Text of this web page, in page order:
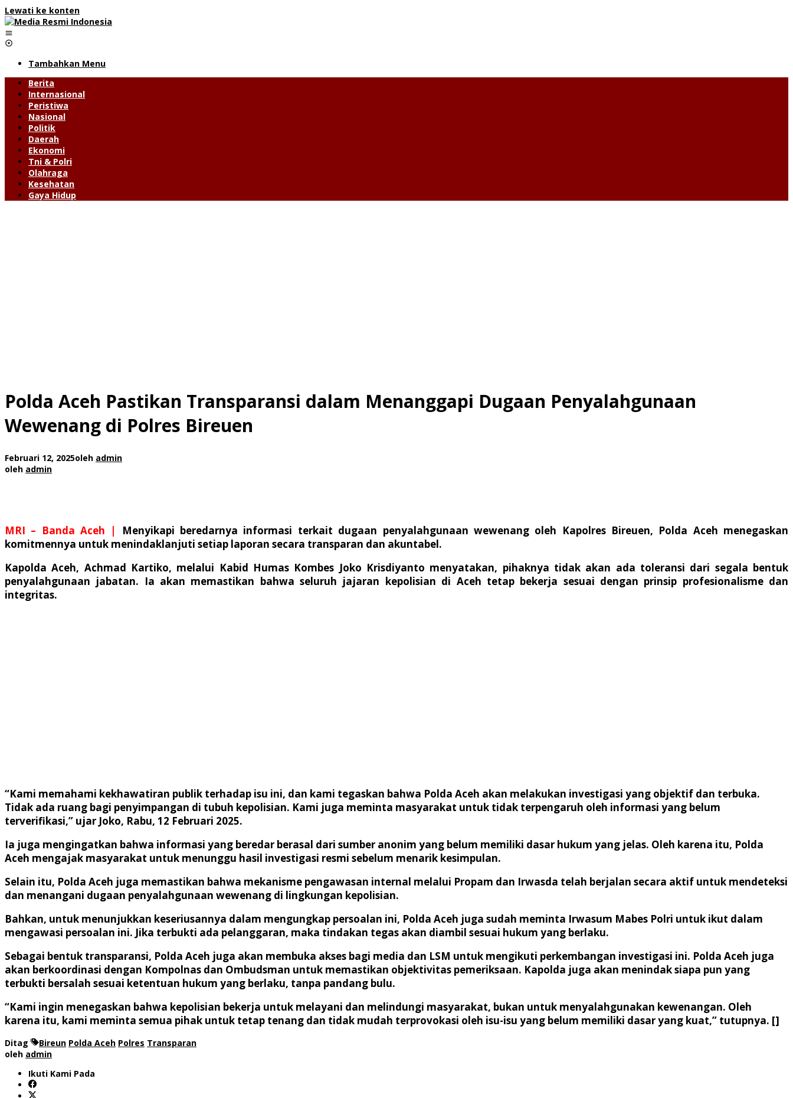
Lewati ke konten
Tambahkan Menu
Berita
Internasional
Peristiwa
Nasional
Politik
Daerah
Ekonomi
Tni & Polri
Olahraga
Kesehatan
Gaya Hidup
Polda Aceh Pastikan Transparansi dalam Menanggapi Dugaan Penyalahgunaan
Wewenang di Polres Bireuen
Februari 12, 2025oleh admin
oleh admin
MRI – Banda Aceh | Menyikapi beredarnya informasi terkait dugaan penyalahgunaan wewenang oleh Kapolres Bireuen, Polda Aceh menegaskan
komitmennya untuk menindaklanjuti setiap laporan secara transparan dan akuntabel.
Kapolda Aceh, Achmad Kartiko, melalui Kabid Humas Kombes Joko Krisdiyanto menyatakan, pihaknya tidak akan ada toleransi dari segala bentuk
penyalahgunaan jabatan. Ia akan memastikan bahwa seluruh jajaran kepolisian di Aceh tetap bekerja sesuai dengan prinsip profesionalisme dan
integritas.
“Kami memahami kekhawatiran publik terhadap isu ini, dan kami tegaskan bahwa Polda Aceh akan melakukan investigasi yang objektif dan terbuka.
Tidak ada ruang bagi penyimpangan di tubuh kepolisian. Kami juga meminta masyarakat untuk tidak terpengaruh oleh informasi yang belum
terverifikasi,” ujar Joko, Rabu, 12 Februari 2025.
Ia juga mengingatkan bahwa informasi yang beredar berasal dari sumber anonim yang belum memiliki dasar hukum yang jelas. Oleh karena itu, Polda
Aceh mengajak masyarakat untuk menunggu hasil investigasi resmi sebelum menarik kesimpulan.
Selain itu, Polda Aceh juga memastikan bahwa mekanisme pengawasan internal melalui Propam dan Irwasda telah berjalan secara aktif untuk mendeteksi
dan menangani dugaan penyalahgunaan wewenang di lingkungan kepolisian.
Bahkan, untuk menunjukkan keseriusannya dalam mengungkap persoalan ini, Polda Aceh juga sudah meminta Irwasum Mabes Polri untuk ikut dalam
mengawasi persoalan ini. Jika terbukti ada pelanggaran, maka tindakan tegas akan diambil sesuai hukum yang berlaku.
Sebagai bentuk transparansi, Polda Aceh juga akan membuka akses bagi media dan LSM untuk mengikuti perkembangan investigasi ini. Polda Aceh juga
akan berkoordinasi dengan Kompolnas dan Ombudsman untuk memastikan objektivitas pemeriksaan. Kapolda juga akan menindak siapa pun yang
terbukti bersalah sesuai ketentuan hukum yang berlaku, tanpa pandang bulu.
“Kami ingin menegaskan bahwa kepolisian bekerja untuk melayani dan melindungi masyarakat, bukan untuk menyalahgunakan kewenangan. Oleh
karena itu, kami meminta semua pihak untuk tetap tenang dan tidak mudah terprovokasi oleh isu-isu yang belum memiliki dasar yang kuat,” tutupnya. []
Ditag Bireun Polda Aceh Polres Transparan
oleh admin
Ikuti Kami Pada